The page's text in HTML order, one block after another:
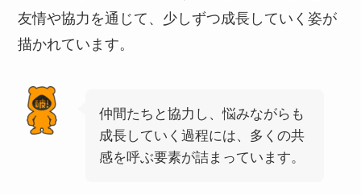
友情や協力を通じて、少しずつ成長していく姿が
描かれています。
仲間たちと協力し、悩みながらも
成長していく過程には、多くの共
感を呼ぶ要素が詰まっています。